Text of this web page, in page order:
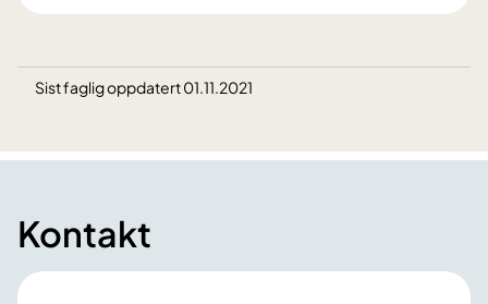
Sist faglig oppdatert 01.11.2021
Kontakt